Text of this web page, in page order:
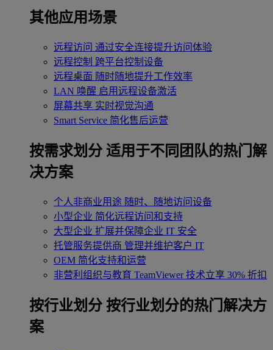
其他应用场景
远程访问 通过安全连接提升访问体验
远程控制 跨平台控制设备
远程桌面 随时随地提升工作效率
LAN 唤醒 启用远程设备激活
屏幕共享 实时视觉沟通
Smart Service 简化售后运营
按需求划分 适用于不同团队的热门解
决方案
个人非商业用途 随时、随地访问设备
小型企业 简化远程访问和支持
大型企业 扩展并保障企业 IT 安全
托管服务提供商 管理并维护客户 IT
OEM 简化支持和运营
非营利组织与教育 TeamViewer 技术立享 30% 折扣
‌按行业划分 按行业划分的热门解决方
案